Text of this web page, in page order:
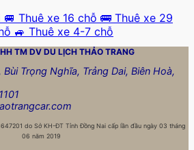
🚐 Thuê xe 16 chỗ 🚌 Thuê xe 29
🚙 Thuê xe 4-7 chỗ
TM DV DU LỊCH THẢO TRANG
Trọng Nghĩa, Trảng Dai, Biên Hoà,
do Sở KH-ĐT Tỉnh Đồng Nai cấp lần đầu ngày 03 tháng
06 năm 2019